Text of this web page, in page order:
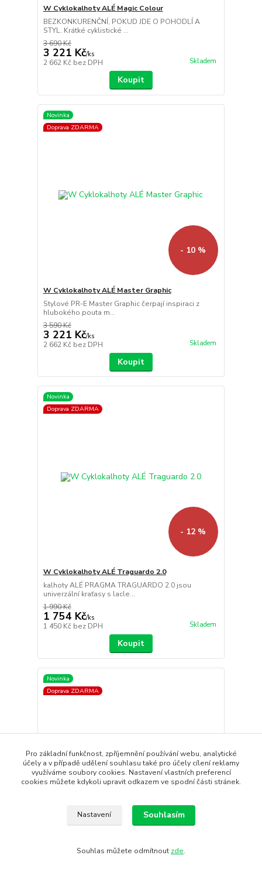
W Cyklokalhoty ALÉ Magic Colour
BEZKONKURENČNÍ, POKUD JDE O POHODLÍ A
STYL. Krátké cyklistické ...
3 690 Kč
3 221 Kč/ks
2 662 Kč bez DPH Skladem
Koupit
Novinka
Doprava ZDARMA
- 10 %
W Cyklokalhoty ALÉ Master Graphic
Stylové PR-E Master Graphic čerpají inspiraci z
hlubokého pouta m...
3 590 Kč
3 221 Kč/ks
2 662 Kč bez DPH Skladem
Koupit
Novinka
Doprava ZDARMA
- 12 %
W Cyklokalhoty ALÉ Traguardo 2.0
kalhoty ALÉ PRAGMA TRAGUARDO 2.0 jsou
univerzální kraťasy s lacle...
1 990 Kč
1 754 Kč/ks
1 450 Kč bez DPH Skladem
Koupit
Novinka
Doprava ZDARMA
- 12 %
W Cyklokalhoty ALÉ Traguardo 2.0
Pro základní funkčnost, zpříjemnění používání webu, analytické
účely a v případě udělení souhlasu také pro účely cílení reklamy
využíváme soubory cookies. Nastavení vlastních preferencí
cookies můžete kdykoli upravit odkazem ve spodní části stránek.
Nastavení Souhlasím
Souhlas můžete odmítnout zde.